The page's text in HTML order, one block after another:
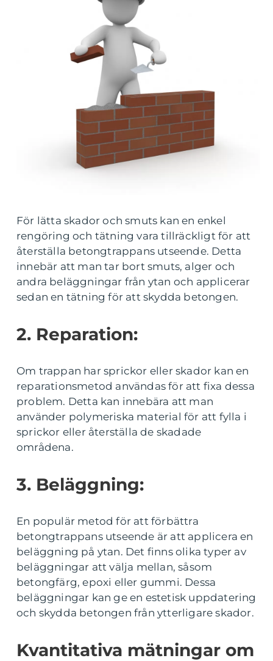
För lätta skador och smuts kan en enkel
rengöring och tätning vara tillräckligt för att
återställa betongtrappans utseende. Detta
innebär att man tar bort smuts, alger och
andra beläggningar från ytan och applicerar
sedan en tätning för att skydda betongen.
2. Reparation:
Om trappan har sprickor eller skador kan en
reparationsmetod användas för att fixa dessa
problem. Detta kan innebära att man
använder polymeriska material för att fylla i
sprickor eller återställa de skadade
områdena.
3. Beläggning:
En populär metod för att förbättra
betongtrappans utseende är att applicera en
beläggning på ytan. Det finns olika typer av
beläggningar att välja mellan, såsom
betongfärg, epoxi eller gummi. Dessa
beläggningar kan ge en estetisk uppdatering
och skydda betongen från ytterligare skador.
Kvantitativa mätningar om